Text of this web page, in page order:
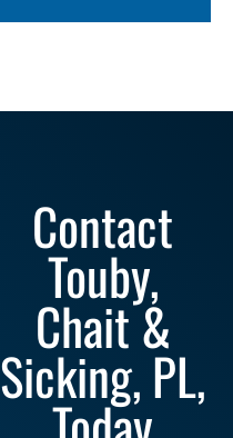
Contact
Touby,
Chait &
Sicking, PL,